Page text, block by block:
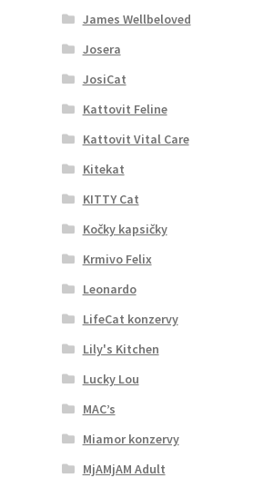
James Wellbeloved
Josera
JosiCat
Kattovit Feline
Kattovit Vital Care
Kitekat
KITTY Cat
Kočky kapsičky
Krmivo Felix
Leonardo
LifeCat konzervy
Lily's Kitchen
Lucky Lou
MAC’s
Miamor konzervy
MjAMjAM Adult